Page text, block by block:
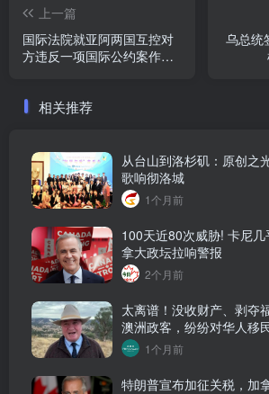
上一篇
国际法院就亚阿两国互控对
方违反一项国际公约案作出
乌总统
相关推荐
从台山到洛杉矶：原创之
歌响彻洛城
1个月前
100天近80次威胁! 卡尼
拿大政坛拉响警报
2个月前
太离谱！没收财产、剥夺
澳洲政客，纷纷对华人移民
1个月前
特朗普宣布加征关税，加